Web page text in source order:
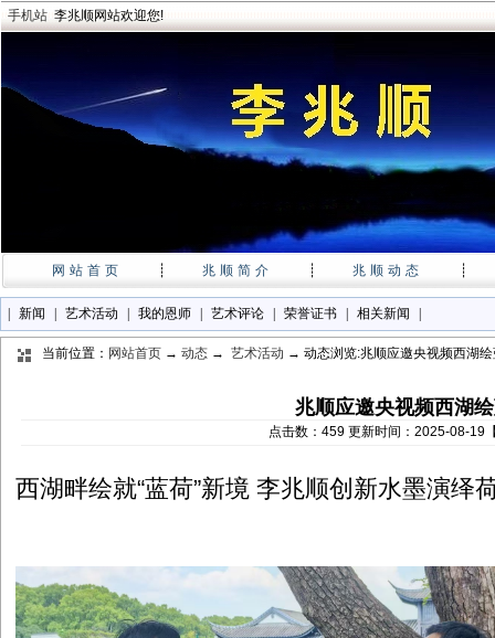
手机站 李兆顺网站欢迎您!
网站首页 ┊ 兆顺简介 ┊ 兆顺动态 ┊
新闻 艺术活动 我的恩师 艺术评论 荣誉证书 相关新闻
当前位置： 网站首页 → 动态 → 艺术活动 → 动态浏览:兆顺应邀央视频西湖
兆顺应邀央视频西湖
点击数：459 更新时间：2025-08-19
西湖畔绘就“蓝荷”新境 李兆顺创新水墨演绎